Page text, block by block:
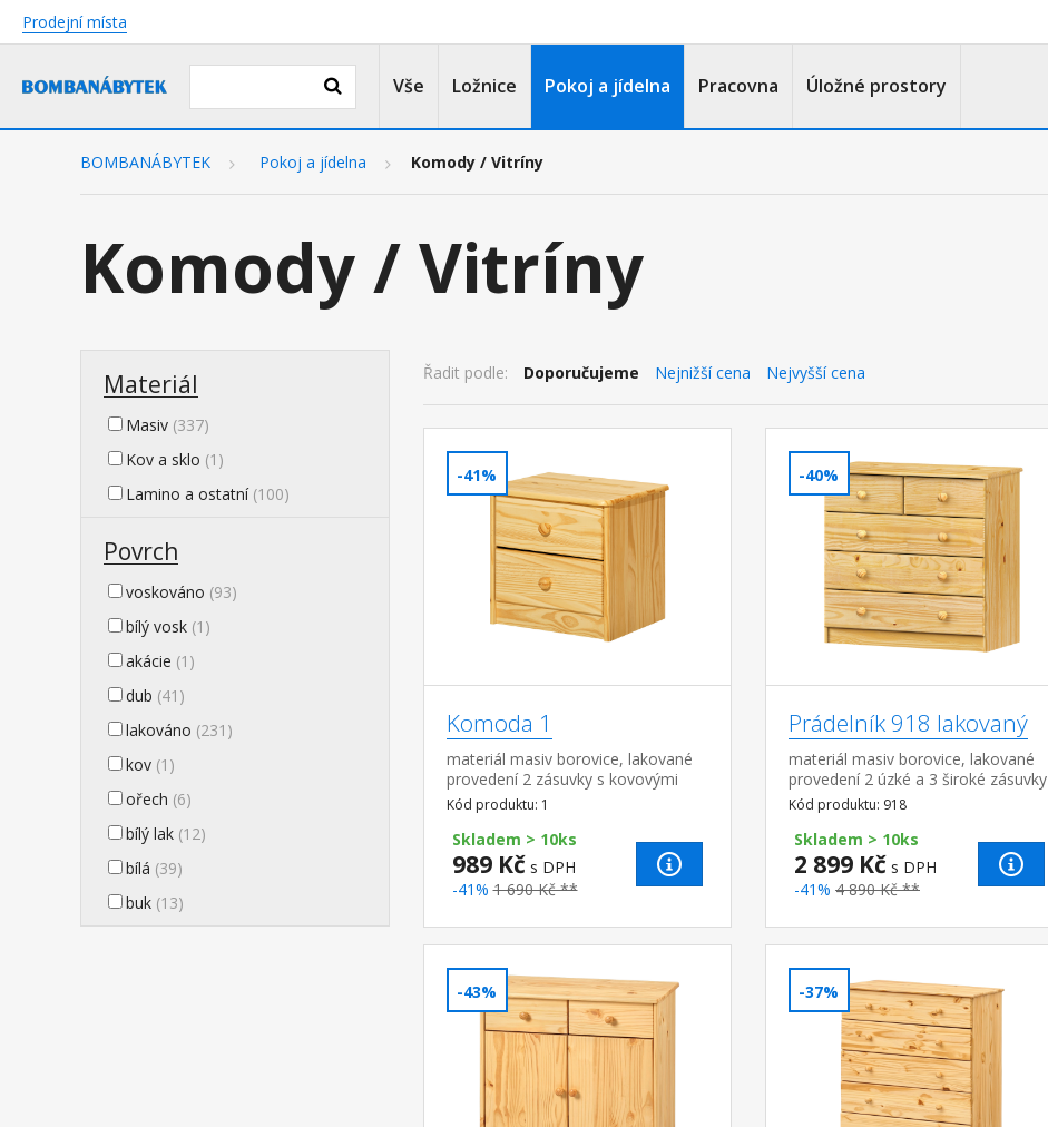
Prodejní místa
Vše Ložnice Pokoj a jídelna Pracovna Úložné prostory
BOMBANÁBYTEK Pokoj a jídelna Komody / Vitríny
Komody / Vitríny
Řadit podle: Doporučujeme Nejnižší cena Nejvyšší cena
Materiál
Lamino a ostatní (100)
Kov a sklo (1)
Masiv (337)
Povrch
voskováno (93)
bílý vosk (1)
akácie (1)
dub (41)
lakováno (231)
kov (1)
ořech (6)
bílý lak (12)
bílá (39)
buk (13)
-41%
Komoda 1
materiál masiv borovice, lakované
provedení 2 zásuvky s kovovými
pojezdy, hloubka zásuvky 27,5 cm
Kód produktu: 1
Skladem > 10ks
989 Kč s DPH
-41% 1 690 Kč **
-40%
Prádelník 918 lakovaný
materiál masiv borovice, lakované
provedení 2 úzké a 3 široké zásuvky
s kovovými pojezdy, hloubka
zásuvky 32,5 cm
Kód produktu: 918
Skladem > 10ks
2 899 Kč s DPH
-41% 4 890 Kč **
-43% -37%